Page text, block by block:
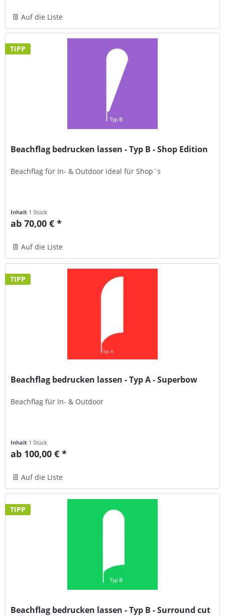
Auf die Liste
TIPP
Beachflag bedrucken lassen - Typ B - Shop Edition
Beachflag für In- & Outdoor ideal für Shop`s
Inhalt 1 Stück
ab 70,00 € *
Auf die Liste
TIPP
Beachflag bedrucken lassen - Typ A - Superbow
Beachflag für In- & Outdoor
Inhalt 1 Stück
ab 100,00 € *
Auf die Liste
TIPP
Beachflag bedrucken lassen - Typ B - Surround cut